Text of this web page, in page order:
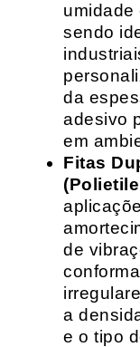
umidade
sendo
da
adesivo
em
Fitas
de
a
e o tipo